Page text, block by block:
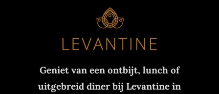
Geniet van een ontbijt, lunch of
uitgebreid diner bij Levantine in